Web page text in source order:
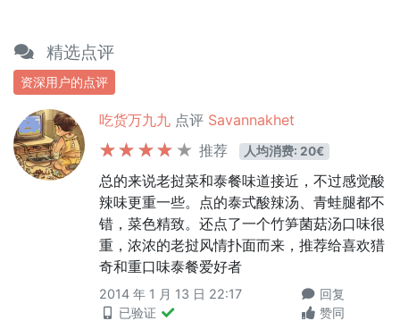
精选点评
资深用户的点评
吃货万九九 点评 Savannakhet
推荐
人均消费: 20€
总的来说老挝菜和泰餐味道接近，不过感觉酸
辣味更重一些。点的泰式酸辣汤、青蛙腿都不
错，菜色精致。还点了一个竹笋菌菇汤口味很
重，浓浓的老挝风情扑面而来，推荐给喜欢猎
奇和重口味泰餐爱好者
2014 年 1 月 13 日 22:17
已验证
回复
赞同